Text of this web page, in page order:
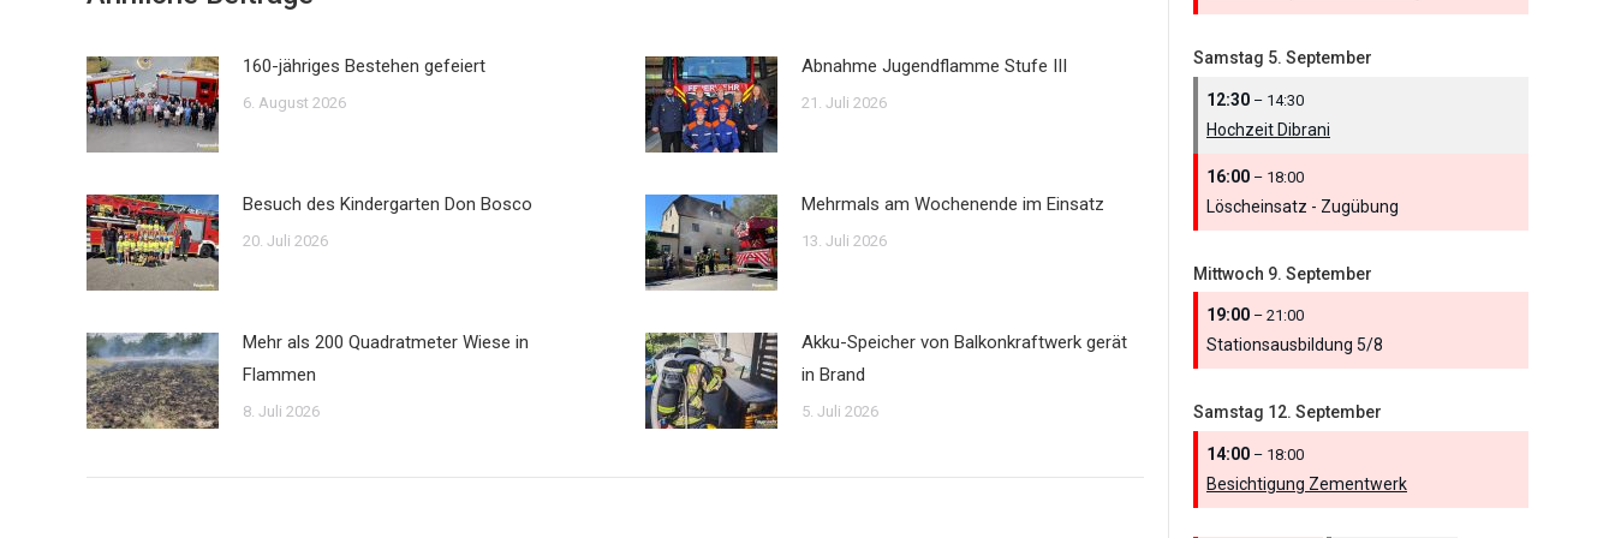
160-jähriges Bestehen gefeiert
6. August 2026
Abnahme Jugendflamme Stufe III
21. Juli 2026
Besuch des Kindergarten Don Bosco
20. Juli 2026
Mehrmals am Wochenende im Einsatz
13. Juli 2026
Mehr als 200 Quadratmeter Wiese in
Flammen
8. Juli 2026
Akku-Speicher von Balkonkraftwerk gerät
in Brand
5. Juli 2026
Samstag 5. September
12:30 – 14:30
Hochzeit Dibrani
16:00 – 18:00
Löscheinsatz - Zugübung
Mittwoch 9. September
19:00 – 21:00
Stationsausbildung 5/8
Samstag 12. September
14:00 – 18:00
Besichtigung Zementwerk